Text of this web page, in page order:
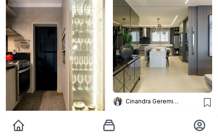
Cinandra Geremia Arquitetura